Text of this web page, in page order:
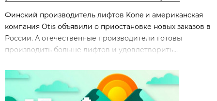
Финский производитель лифтов Kone и американская
компания Otis объявили о приостановке новых заказов в
России. А отечественные производители готовы
производить больше лифтов и удовлетворить...